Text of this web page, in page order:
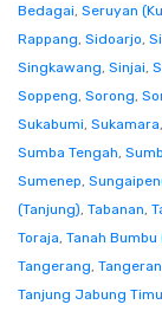
Bedagai, Seruyan
Rappang, Sidoarjo,
Singkawang, Sinjai,
Soppeng, Sorong,
Sukabumi, Sukamara,
Sumba Tengah,
Sumenep,
(Tanjung), Tabanan,
Toraja, Tanah
Tangerang,
Tanjung Jabung